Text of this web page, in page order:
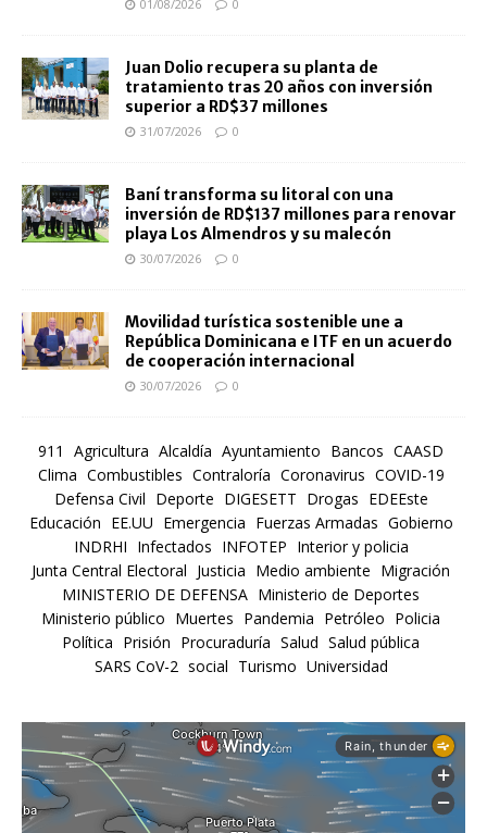
01/08/2026 0
Juan Dolio recupera su planta de
tratamiento tras 20 años con inversión
superior a RD$37 millones
31/07/2026 0
Baní transforma su litoral con una
inversión de RD$137 millones para renovar
playa Los Almendros y su malecón
30/07/2026 0
Movilidad turística sostenible une a
República Dominicana e ITF en un acuerdo
de cooperación internacional
30/07/2026 0
911 Agricultura Alcaldía Ayuntamiento Bancos CAASD
Clima Combustibles Contraloría Coronavirus COVID-19
Defensa Civil Deporte DIGESETT Drogas EDEEste
Educación EE.UU Emergencia Fuerzas Armadas Gobierno
INDRHI Infectados INFOTEP Interior y policia
Junta Central Electoral Justicia Medio ambiente Migración
MINISTERIO DE DEFENSA Ministerio de Deportes
Ministerio público Muertes Pandemia Petróleo Policia
Política Prisión Procuraduría Salud Salud pública
SARS CoV-2 social Turismo Universidad